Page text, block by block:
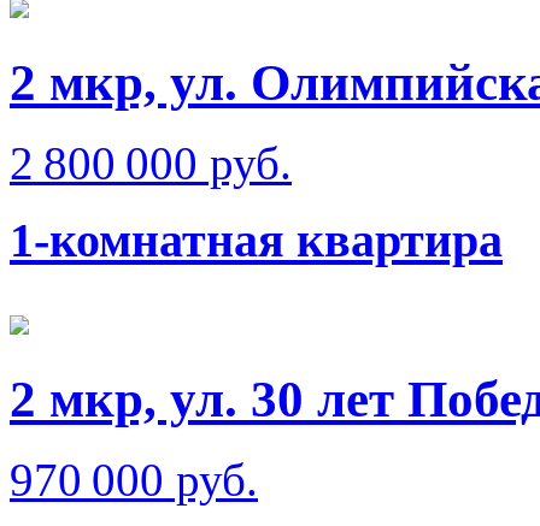
2 мкр, ул.
2 800 000 руб.
1-комнатная квартира
2 мкр, ул. 30 лет
970 000 руб.